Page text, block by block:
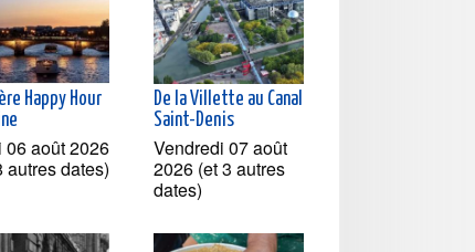
Happy Hour
06 août 2026
autres dates)
De la Villette au Canal
Saint-Denis
Vendredi 07 août
2026 (et 3 autres
dates)